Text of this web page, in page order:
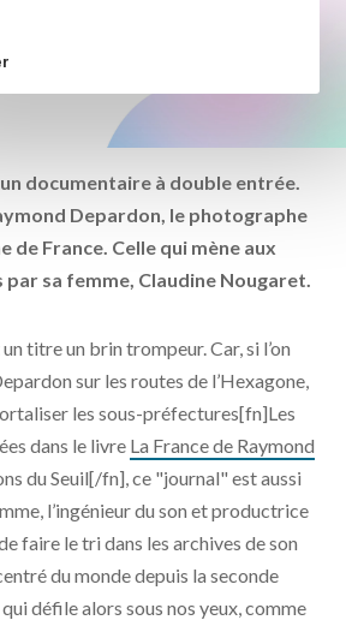
documentaire à double entrée.
Depardon, le photographe
de France. Celle qui mène aux
sa femme, Claudine Nougaret.
titre un brin trompeur. Car, si l’on
sur les routes de l’Hexagone,
les sous-préfectures[fn]Les
dans le livre La France de Raymond
du Seuil[/fn], ce "journal" est aussi
l’ingénieur du son et productrice
faire le tri dans les archives de son
du monde depuis la seconde
défile alors sous nos yeux, comme